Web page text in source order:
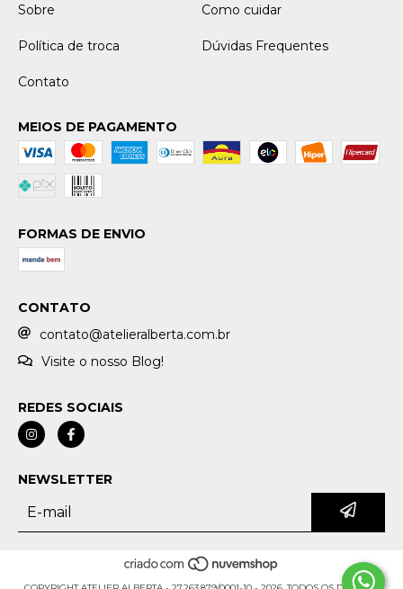
Sobre Como cuidar
Política de troca Dúvidas Frequentes
Contato
MEIOS DE PAGAMENTO
FORMAS DE ENVIO
CONTATO
contato@atelieralberta.com.br
Visite o nosso Blog!
REDES SOCIAIS
NEWSLETTER